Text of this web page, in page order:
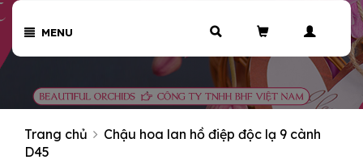
MENU
Trang chủ
Chậu hoa lan hồ điệp độc lạ 9 cành
D45